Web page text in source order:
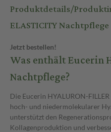
Produktdetails/
ELASTICITY Nachtpflege
Jetzt bestellen!
Was enthält Eucerin
Nachtpflege?
Die Eucerin HYALURON-
hoch- und niedermolekularer
unterstützt den
Kollagenproduktion und